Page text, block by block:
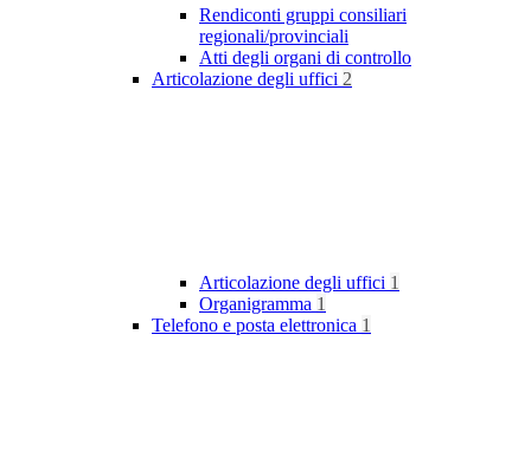
Rendiconti gruppi consiliari
regionali/provinciali
Atti degli organi di controllo
Articolazione degli uffici 2
Articolazione degli uffici 1
Organigramma 1
Telefono e posta elettronica 1